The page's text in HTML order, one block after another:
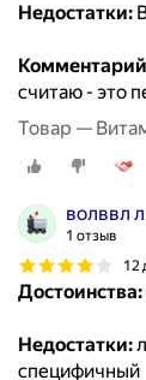
Недостатки:
считаю - это
Товар —
волввл
1 отзыв
12
Достоинства:
Недостатки:
специфичный